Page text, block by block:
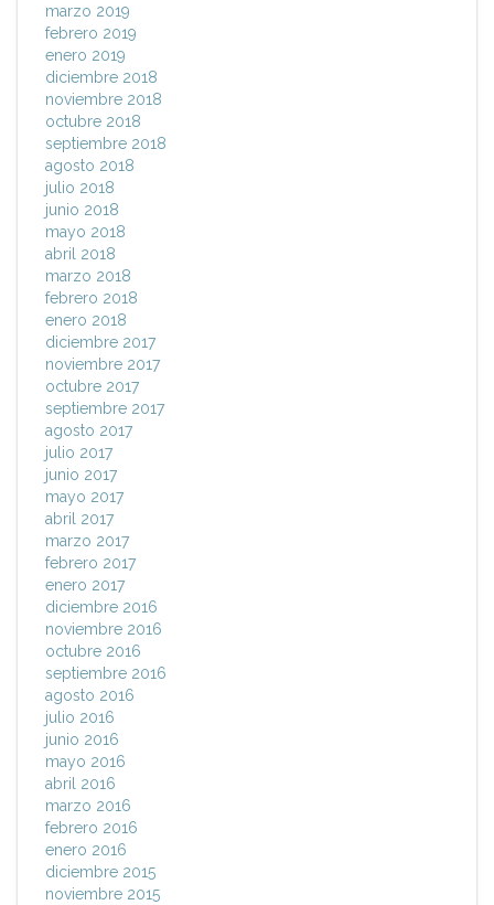
marzo 2019
febrero 2019
enero 2019
diciembre 2018
noviembre 2018
octubre 2018
septiembre 2018
agosto 2018
julio 2018
junio 2018
mayo 2018
abril 2018
marzo 2018
febrero 2018
enero 2018
diciembre 2017
noviembre 2017
octubre 2017
septiembre 2017
agosto 2017
julio 2017
junio 2017
mayo 2017
abril 2017
marzo 2017
febrero 2017
enero 2017
diciembre 2016
noviembre 2016
octubre 2016
septiembre 2016
agosto 2016
julio 2016
junio 2016
mayo 2016
abril 2016
marzo 2016
febrero 2016
enero 2016
diciembre 2015
noviembre 2015